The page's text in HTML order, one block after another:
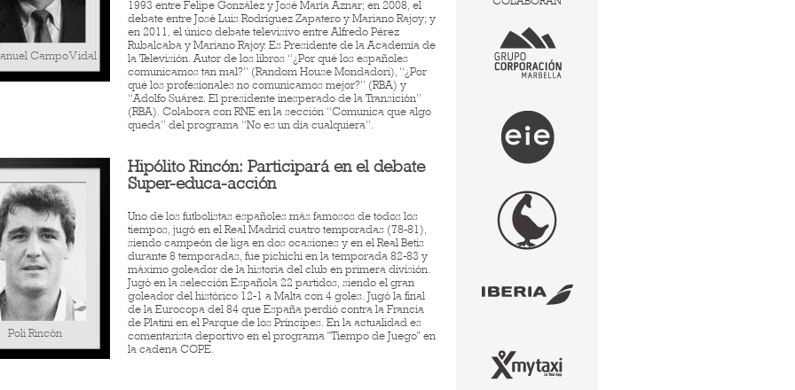
Campo Vidal
1993 entre Felipe González y José María Aznar; en 2008, el
debate entre José Luis Rodríguez Zapatero y Mariano Rajoy; y
en 2011, el único debate televisivo entre Alfredo Pérez
Rubalcaba y Mariano Rajoy. Es Presidente de la Academia de
la Televisión. Autor de los libros “¿Por qué los españoles
comunicamos tan mal?” (Random House Mondadori), “¿Por
qué los profesionales no comunicamos mejor?” (RBA) y
“Adolfo Suárez. El presidente inesperado de la Transición”
(RBA). Colabora con RNE en la sección “Comunica que algo
queda” del programa “No es un día cualquiera”.
Poli Rincón
Hipólito Rincón: Participará en el debate
Super-educa-acción
Uno de los futbolistas españoles más famosos de todos los
tiempos, jugó en el Real Madrid cuatro temporadas (78-81),
siendo campeón de liga en dos ocasiones y en el Real Betis
durante 8 temporadas, fue pichichi en la temporada 82-83 y
máximo goleador de la historia del club en primera división.
Jugó en la selección Española 22 partidos, siendo el gran
goleador del histórico 12-1 a Malta con 4 goles. Jugó la final
de la Eurocopa del 84 que España perdió contra la Francia
de Platini en el Parque de los Príncipes. En la actualidad es
comentarista deportivo en el programa "Tiempo de Juego" en
la cadena COPE.